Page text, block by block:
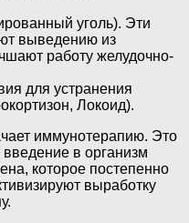
уголь). Эти
выведению из
работу желудочно-
для устранения
Локоид).
иммунотерапию. Это
в организм
которое постепенно
выработку